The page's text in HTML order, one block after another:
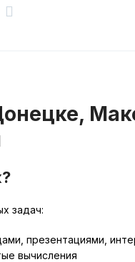
задач:
презентациями,
вычисления